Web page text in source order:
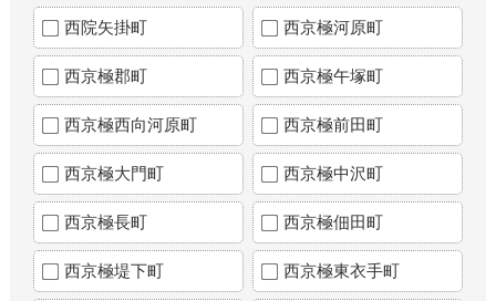
西院矢掛町 西京極河原町
西京極郡町 西京極午塚町
西京極西向河原町 西京極前田町
西京極大門町 西京極中沢町
西京極長町 西京極佃田町
西京極堤下町 西京極東衣手町